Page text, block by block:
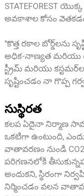
STATEFOREST
అవకాశాల కోసం వెతకడం
"కొత్త రకాల బోర్డ్‌లను
అధిక-నాణ్యత మరియు
స్ట్రీమ్ మరియు
సృష్టించడం నా గొప్ప
సుస్థిరత
కలప ఏదైనా నిర్మాణ
ఒకటిగా ఉంటుంది,
వాతావరణం నుండి
పరిగణనలోకి
అందుకని, స్థిరంగా
నిర్మించడం వలన